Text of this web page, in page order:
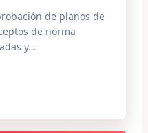
de planos de
de norma
y…